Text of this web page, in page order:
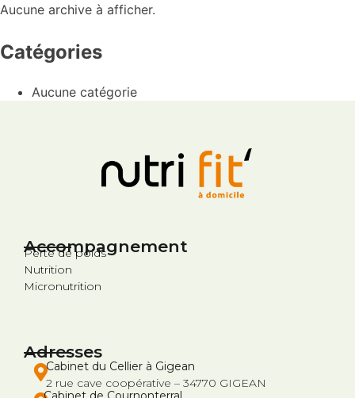
Aucune archive à afficher.
Catégories
Aucune catégorie
Accompagnement
Perte de poids
Nutrition
Micronutrition
Adresses
Cabinet du Cellier à Gigean
2 rue cave coopérative – 34770 GIGEAN